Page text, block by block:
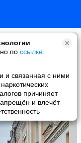
по ссылке
и связанная с ними
причиняет
и влечёт